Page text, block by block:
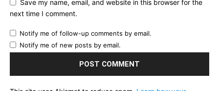
Save my name, email, and website in this browser for the
next time I comment.
Notify me of follow-up comments by email.
Notify me of new posts by email.